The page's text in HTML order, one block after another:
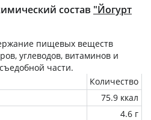
состав "Йогурт
пищевых веществ
углеводов, витаминов и
съедобной части.
Количество
75.9 ккал
4.6 г